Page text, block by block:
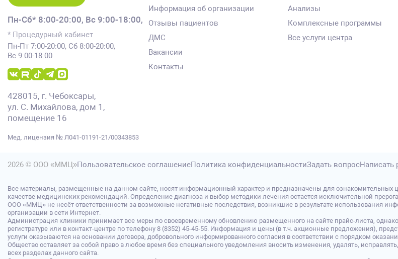
Пн-Сб* 8:00-20:00, Вс 9:00-18:00,
* Процедурный кабинет
Пн-Пт 7:00-20:00, Сб 8:00-20:00,
Вс 9:00-18:00
428015, г. Чебоксары,
ул. С. Михайлова, дом 1,
помещение 16
Мед. лицензия № Л041-01191-21/00343853
Информация об организации
Отзывы пациентов
ДМС
Вакансии
Контакты
Анализы
Комплексные программы
Все услуги центра
2026 © ООО «ММЦ»Пользовательское соглашениеПолитика конфиденциальностиЗадать вопросНаписать
Все материалы, размещенные на данном сайте, носят информационный характер и предназначены для
качестве медицинских рекомендаций. Определение диагноза и выбор методики лечения остается исключительной
ООО «ММЦ» не несёт ответственности за возможные негативные последствия, возникшие в результате использования
организации в сети Интернет.
Администрация клиники принимает все меры по своевременному обновлению размещенного на сайте прайс-листа,
регистратуре или в контакт-центре по телефону 8 (8352) 45-45-55. Информация и цены (в т.ч. акционные предложения),
услуги оказываются на основании договора, добровольного информированного согласия в соответствии с порядком
Общество оставляет за собой право в любое время без специального уведомления вносить изменения, удалять,
всех разделах данного сайта.